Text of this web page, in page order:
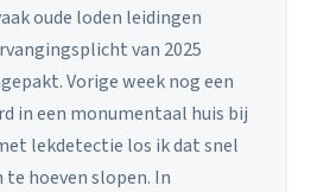
oude loden leidingen
van 2025
Vorige week nog een
in een monumentaal huis bij
lekdetectie los ik dat snel
hoeven slopen. In